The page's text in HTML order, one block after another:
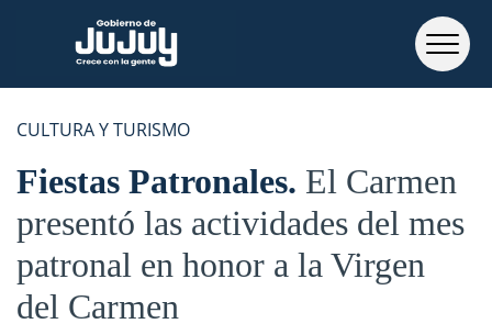
CULTURA Y TURISMO
Fiestas Patronales El Carmen
presentó las actividades del mes
patronal en honor a la Virgen
del Carmen